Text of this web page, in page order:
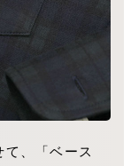
、「ベース